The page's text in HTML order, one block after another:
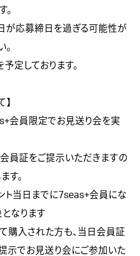
。
が応募締日を過ぎる可能性が
。
定しております。
会員限定でお見送り会を実
員証をご提示いただきますの
す。
ト当日までに7seas+会員にな
なります
入された方も、当日会員証
示でお見送り会にご参加いた